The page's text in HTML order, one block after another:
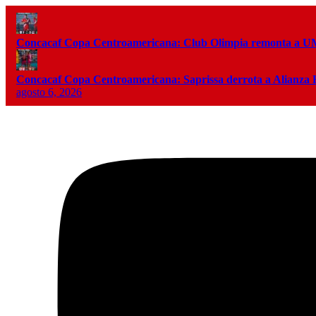
Concacaf Copa Centroamericana: Club Olimpia remonta a
Concacaf Copa Centroamericana: Saprissa derrota a Alianza
agosto 6, 2026